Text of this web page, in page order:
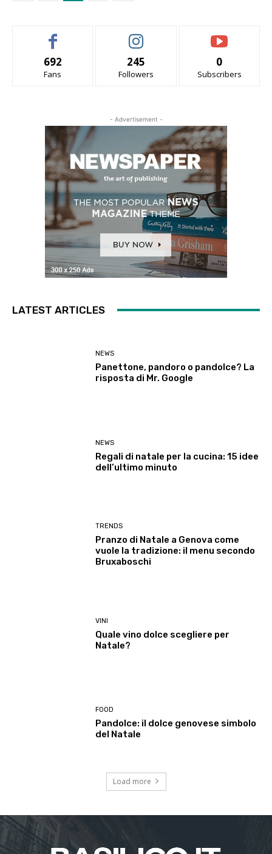
692
Fans
245
Followers
0
Subscribers
- Advertisement -
LATEST ARTICLES
NEWS
Panettone, pandoro o pandolce? La
risposta di Mr. Google
NEWS
Regali di natale per la cucina: 15 idee
dell’ultimo minuto
TRENDS
Pranzo di Natale a Genova come
vuole la tradizione: il menu secondo
Bruxaboschi
VINI
Quale vino dolce scegliere per
Natale?
FOOD
Pandolce: il dolce genovese simbolo
del Natale
Load more